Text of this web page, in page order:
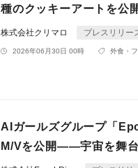
種のクッキーアートを公
株式会社クリマロ プレスリリー
2026年06月30日 00時 外食・
AIガールズグループ「
M/Vを公開——宇宙を舞